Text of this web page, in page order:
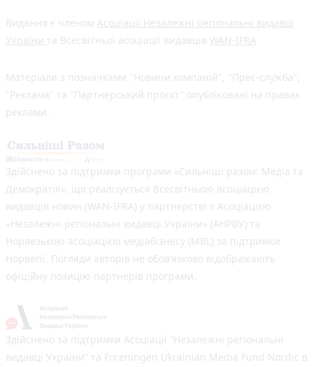
Видання є членом Асоціації Незалежні регіональні видавці
України та Всесвітньої асоціації видавців WAN-IFRA
Матеріали з позначками "Новини компаній", "Прес-служба",
"Реклама" та "Партнерський проєкт" опубліковані на правах
реклами.
Здійснено за підтримки програми «Сильніші разом: Медіа та
Демократія», що реалізується Всесвітньою асоціацією
видавців новин (WAN-IFRA) у партнерстві з Асоціацією
«Незалежні регіональні видавці України» (АНРВУ) та
Норвезькою асоціацією медіабізнесу (MBL) за підтримки
Норвегії. Погляди авторів не обов’язково відображають
офіційну позицію партнерів програми.
Здійснено за підтримки Асоціації “Незалежні регіональні
видавці України” та Foreningen Ukrainian Media Fund Nordic в